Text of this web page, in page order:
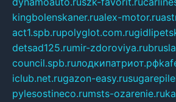
kingbolenskaner.rualex-motor.ru
act1.spb.rupolyglot.com.ru
detsad125.rumir-zdoroviya.ru
council.spb.ruлодкипатриот.рф
iclub.net.rugazon-easy.ru
pylesostineco.rumsts-ozarenie.ru